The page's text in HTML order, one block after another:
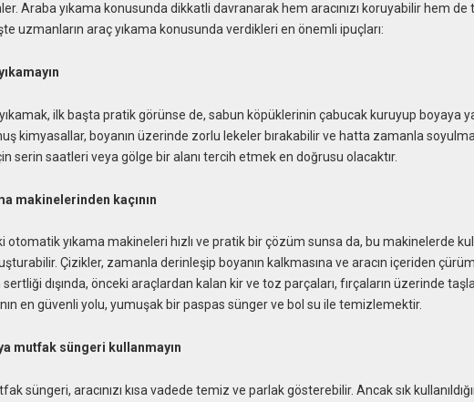
Araba yıkama konusunda dikkatli davranarak hem aracınızı koruyabilir hem de
uzmanların araç yıkama konusunda verdikleri en önemli ipuçları:
ilk başta pratik görünse de, sabun köpüklerinin çabucak kuruyup boyaya
kimyasallar, boyanın üzerinde zorlu lekeler bırakabilir ve hatta zamanla
serin saatleri veya gölge bir alanı tercih etmek en doğrusu olacaktır.
makinelerinden kaçının
otomatik yıkama makineleri hızlı ve pratik bir çözüm sunsa da, bu makinelerde
Çizikler, zamanla derinleşip boyanın kalkmasına ve aracın içeriden
sertliği dışında, önceki araçlardan kalan kir ve toz parçaları, fırçaların üzerinde
en güvenli yolu, yumuşak bir paspas sünger ve bol su ile temizlemektir.
mutfak süngeri kullanmayın
süngeri, aracınızı kısa vadede temiz ve parlak gösterebilir. Ancak sık